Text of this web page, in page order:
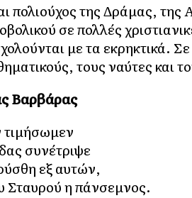
πολιούχος της Δράμας, της
σε πολλές
με τα εκρηκτικά.
τους ναύτες και
Βαρβάρας
συνέτριψε
εξ αυτών,
Σταυρού η πάνσεμνος.